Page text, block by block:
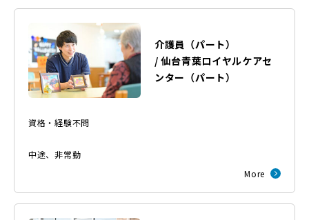
介護員（パート）
/仙台青葉ロイヤルケアセ
ンター （パート）
資格・経験不問
中途、非常勤
More